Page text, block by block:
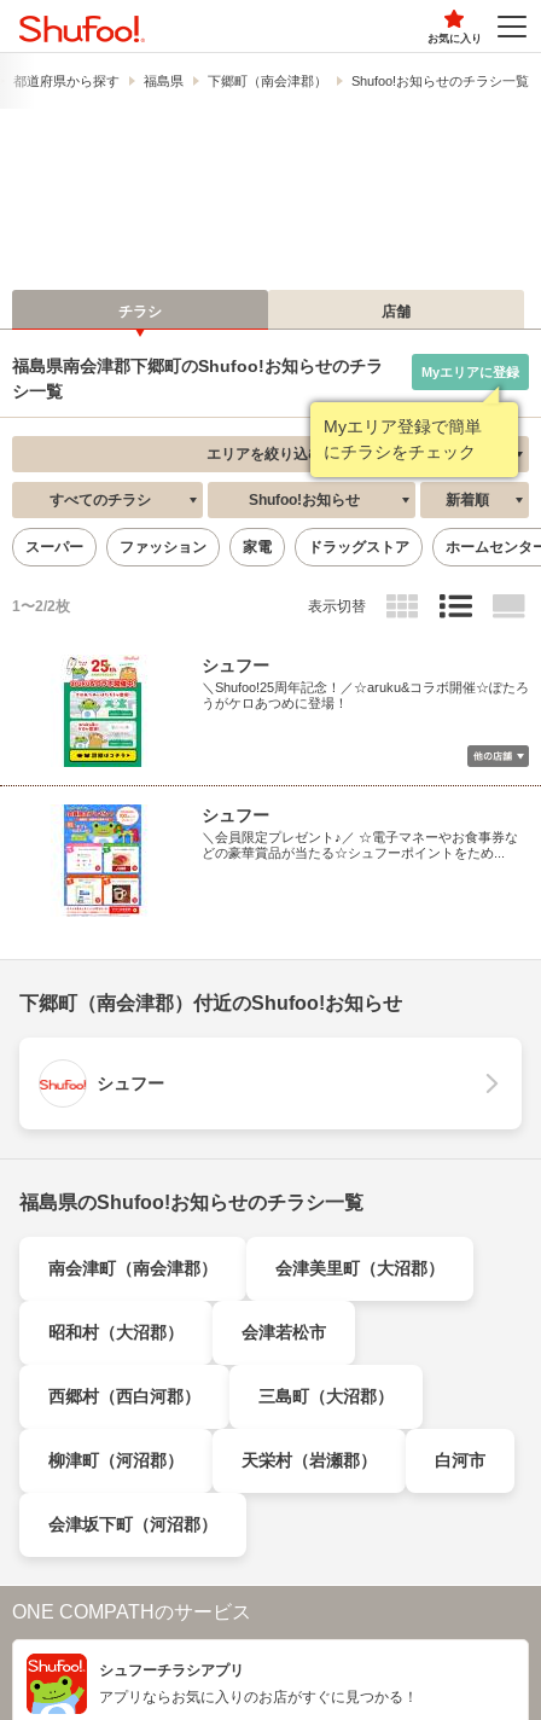
お気に入り
都道府県から探す 福島県 下郷町（南会津郡） Shufoo!お知らせのチラシ一覧
チラシ 店舗
福島県南会津郡下郷町のShufoo!お知らせのチラ
シ一覧
Myエリア登録で簡単
にチラシをチェック
Myエリアに登録
エリアを絞り込む
すべてのチラシ Shufoo!お知らせ 新着順
スーパー ファッション 家電 ドラッグストア ホームセンタ
1〜2/2枚 表示切替
シュフー
＼Shufoo!25周年記念！／☆aruku&コラボ開催☆ぽたろ
うがケロあつめに登場！
シュフー
＼会員限定プレゼント♪／ ☆電子マネーやお食事券な
どの豪華賞品が当たる☆シュフーポイントをため...
下郷町（南会津郡）付近のShufoo!お知らせ
シュフー
福島県のShufoo!お知らせのチラシ一覧
南会津町（南会津郡） 会津美里町（大沼郡）
昭和村（大沼郡） 会津若松市
西郷村（西白河郡） 三島町（大沼郡）
柳津町（河沼郡） 天栄村（岩瀬郡） 白河市
会津坂下町（河沼郡）
ONE COMPATHのサービス
シュフーチラシアプリ
アプリならお気に入りのお店がすぐに見つかる！